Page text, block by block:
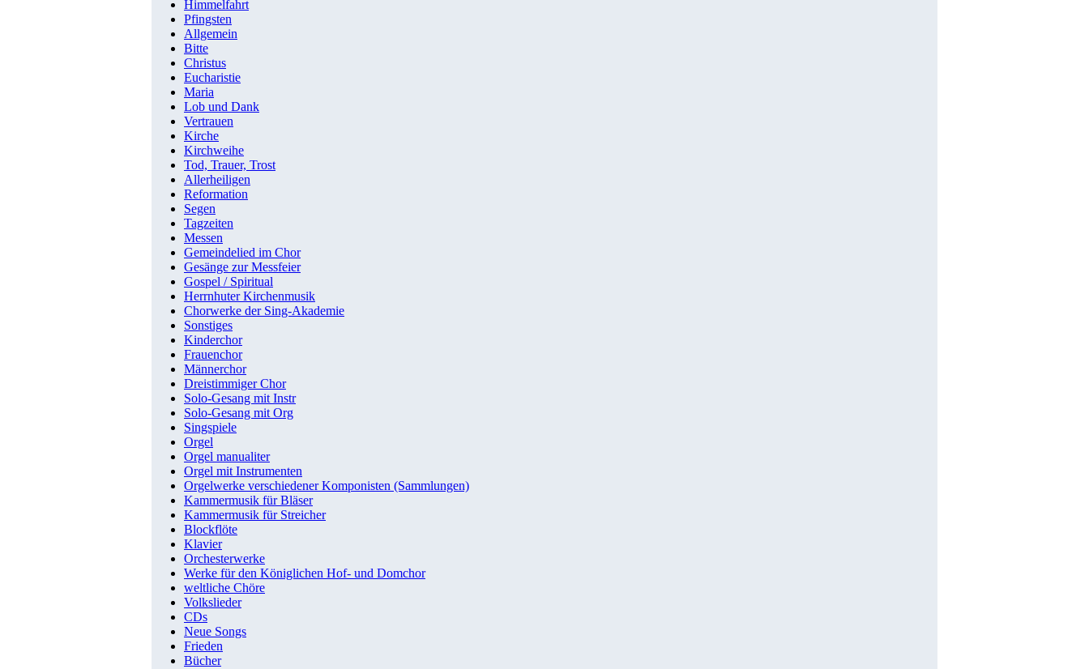
Himmelfahrt
Pfingsten
Allgemein
Bitte
Christus
Eucharistie
Maria
Lob und Dank
Vertrauen
Kirche
Kirchweihe
Tod, Trauer, Trost
Allerheiligen
Reformation
Segen
Tagzeiten
Messen
Gemeindelied im Chor
Gesänge zur Messfeier
Gospel / Spiritual
Herrnhuter Kirchenmusik
Chorwerke der Sing-Akademie
Sonstiges
Kinderchor
Frauenchor
Männerchor
Dreistimmiger Chor
Solo-Gesang mit Instr
Solo-Gesang mit Org
Singspiele
Orgel
Orgel manualiter
Orgel mit Instrumenten
Orgelwerke verschiedener Komponisten (Sammlungen)
Kammermusik für Bläser
Kammermusik für Streicher
Blockflöte
Klavier
Orchesterwerke
Werke für den Königlichen Hof- und Domchor
weltliche Chöre
Volkslieder
CDs
Neue Songs
Frieden
Bücher